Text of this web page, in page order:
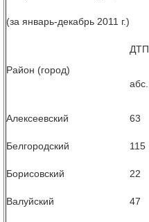
(за январь-декабрь 2011 г.)
Район (город)
ДТП
абс.
Алексеевский 63
Белгородский 115
Борисовский 22
Валуйский 47